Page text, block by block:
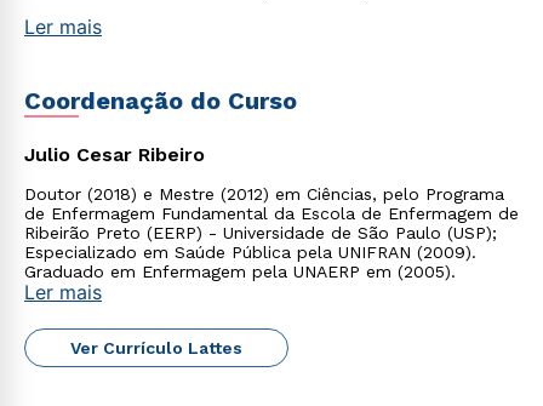
Ler mais
Coordenação do Curso
Julio Cesar Ribeiro
Doutor (2018) e Mestre (2012) em Ciências, pelo Programa
de Enfermagem Fundamental da Escola de Enfermagem de
Ribeirão Preto (EERP) - Universidade de São Paulo (USP);
Especializado em Saúde Pública pela UNIFRAN (2009).
Graduado em Enfermagem pela UNAERP em (2005).
Ler mais
Ver Currículo Lattes